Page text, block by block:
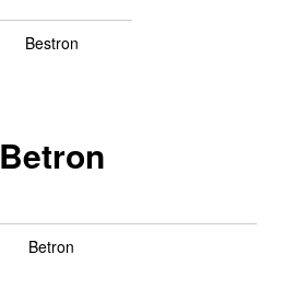
Bestron
Betron
Betron